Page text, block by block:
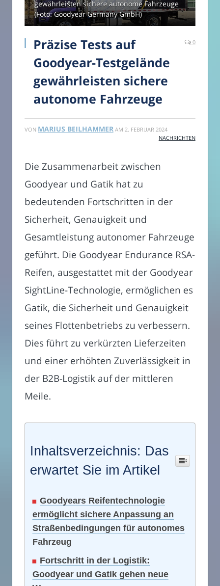
gewährleisten sichere autonome Fahrzeuge
(Foto: Goodyear Germany GmbH)
Präzise Tests auf
Goodyear-Testgelände
gewährleisten sichere
autonome Fahrzeuge
0
VON MARIUS BEILHAMMER AM 2. FEBRUAR 2024
NACHRICHTEN
Die Zusammenarbeit zwischen
Goodyear und Gatik hat zu
bedeutenden Fortschritten in der
Sicherheit, Genauigkeit und
Gesamtleistung autonomer Fahrzeuge
geführt. Die Goodyear Endurance RSA-
Reifen, ausgestattet mit der Goodyear
SightLine-Technologie, ermöglichen es
Gatik, die Sicherheit und Genauigkeit
seines Flottenbetriebs zu verbessern.
Dies führt zu verkürzten Lieferzeiten
und einer erhöhten Zuverlässigkeit in
der B2B-Logistik auf der mittleren
Meile.
Inhaltsverzeichnis: Das
erwartet Sie im Artikel
Goodyears Reifentechnologie
ermöglicht sichere Anpassung an
Straßenbedingungen für autonomes
Fahrzeug
Fortschritt in der Logistik:
Goodyear und Gatik gehen neue